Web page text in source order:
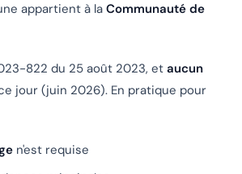
appartient à la Communauté de
822 du 25 août 2023, etaucun
jour (juin 2026). En pratique pour
n'est requise